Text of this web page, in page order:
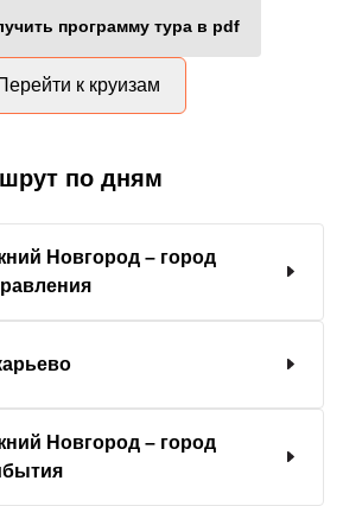
программу тура в pdf
к круизам
по дням
Новгород – город
Новгород – город